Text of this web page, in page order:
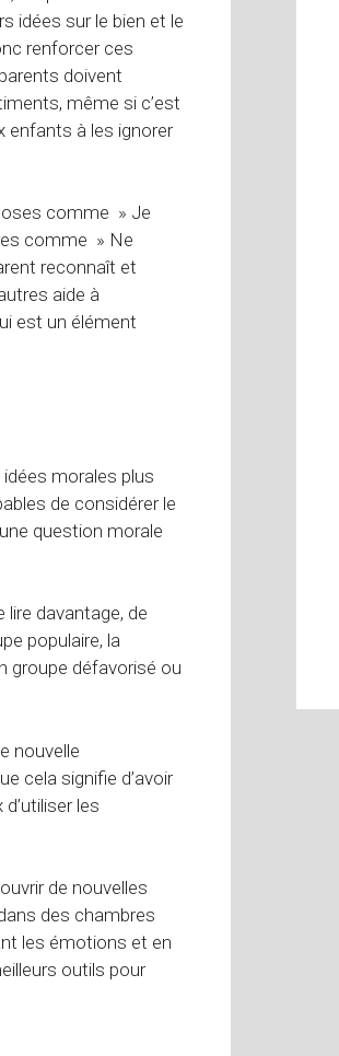
idées sur le bien et le
renforcer ces
doivent
même si c’est
enfants à les ignorer
comme » Je
comme » Ne
reconnaît et
aide à
est un élément
morales plus
de considérer le
question morale
lire davantage, de
populaire, la
groupe défavorisé ou
nouvelle
cela signifie d’avoir
les
de nouvelles
des chambres
les émotions et en
outils pour